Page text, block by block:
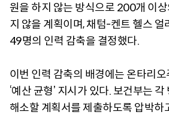
원을 하지 않는 방식으로 200개 이
지 않을 계획이며, 채텀-켄트 헬스
49명의 인력 감축을 결정했다.
이번 인력 감축의 배경에는 온타리
‘예산 균형’ 지시가 있다. 보건부는
해소할 계획서를 제출하도록 압박하